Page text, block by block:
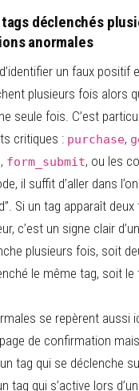
déclenchés
anormales
un faux positif
plusieurs fois alors
seule fois. C’est
critiques : purchase,
, form_submit, ou les
il suffit d’aller dans
Si un tag apparaît
c’est un signe clair
plusieurs fois, soit
le même tag, soit le
se repèrent aussi
de confirmation
tag qui se déclenche
tag qui s’active lors